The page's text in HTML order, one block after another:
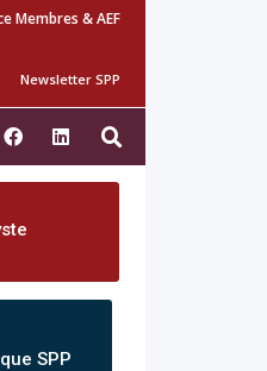
Membres & AEF
Newsletter SPP
SPP